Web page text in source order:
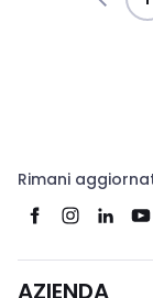
Rimani
AZIENDA